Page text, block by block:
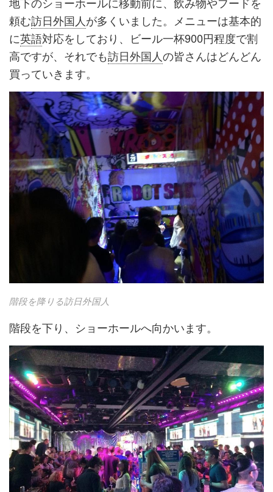
頼む訪日外国人が多くいました。メニューは基本的
に英語対応をしており、ビール一杯900円程度で割
高ですが、それでも訪日外国人の皆さんはどんどん
買っていきます。
階段を降りる訪日外国人
階段を下り、ショーホールへ向かいます。